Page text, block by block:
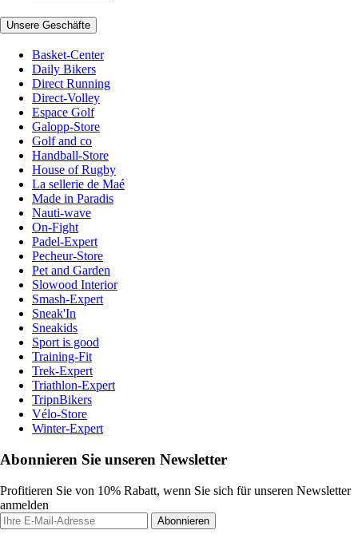
Unsere Geschäfte
Basket-Center
Daily Bikers
Direct Running
Direct-Volley
Espace Golf
Galopp-Store
Golf and co
Handball-Store
House of Rugby
La sellerie de Maé
Made in Paradis
Nauti-wave
On-Fight
Padel-Expert
Pecheur-Store
Pet and Garden
Slowood Interior
Smash-Expert
Sneak'In
Sneakids
Sport is good
Training-Fit
Trek-Expert
Triathlon-Expert
TripnBikers
Vélo-Store
Winter-Expert
Abonnieren Sie unseren Newsletter
Profitieren Sie von 10% Rabatt, wenn Sie sich für unseren Newsletter
anmelden
Abonnieren